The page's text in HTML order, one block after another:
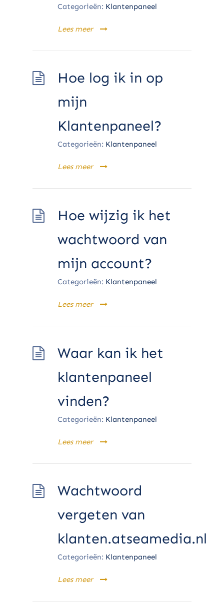
Categorieën: Klantenpaneel
Lees meer
Hoe log ik in op
mijn
Klantenpaneel?
Categorieën: Klantenpaneel
Lees meer
Hoe wijzig ik het
wachtwoord van
mijn account?
Categorieën: Klantenpaneel
Lees meer
Waar kan ik het
klantenpaneel
vinden?
Categorieën: Klantenpaneel
Lees meer
Wachtwoord
vergeten van
klanten.atseamedia.nl
Categorieën: Klantenpaneel
Lees meer